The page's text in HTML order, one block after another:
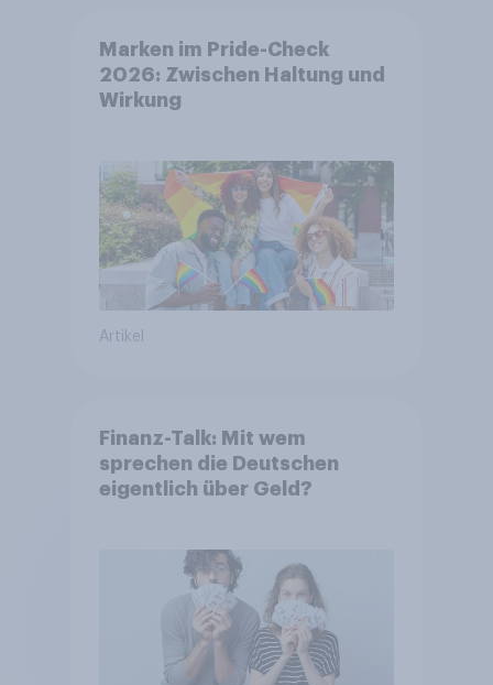
Marken im Pride-Check
2026: Zwischen Haltung und
Wirkung
Artikel
Finanz-Talk: Mit wem
sprechen die Deutschen
eigentlich über Geld?